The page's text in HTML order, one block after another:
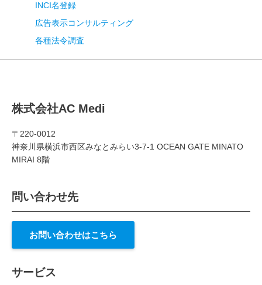
INCI名登録
広告表示コンサルティング
各種法令調査
株式会社AC Medi
〒220-0012
神奈川県横浜市西区みなとみらい3-7-1 OCEAN GATE MINATO
MIRAI 8階
問い合わせ先
お問い合わせはこちら
サービス